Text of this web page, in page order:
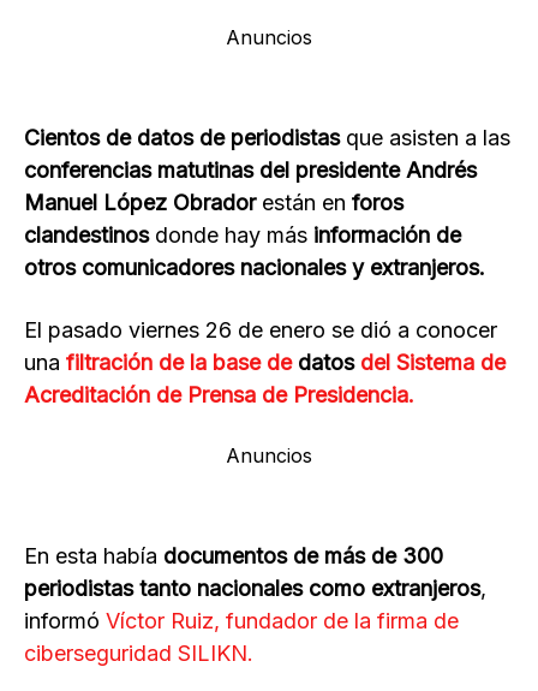
Anuncios
Cientos de datos de periodistas que asisten a las
conferencias matutinas del presidente Andrés
Manuel López Obrador están en foros
clandestinosdonde hay más información de
otros comunicadores nacionales y extranjeros.
El pasado viernes 26 de enero se dió a conocer
una filtración de la base dedatosdel Sistema de
Acreditación de Prensa de Presidencia.
Anuncios
En esta había documentos de más de 300
periodistas tanto nacionales como extranjeros,
informó Víctor Ruiz, fundador de la firma de
ciberseguridad SILIKN.